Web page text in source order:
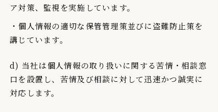
ア対策、監視を実施しています。
・個人情報の適切な保管管理策並びに盗難防止策を
講じています。
d) 当社は個人情報の取り扱いに関する苦情・相談窓
口を設置し、苦情及び相談に対して迅速かつ誠実に
対応します。